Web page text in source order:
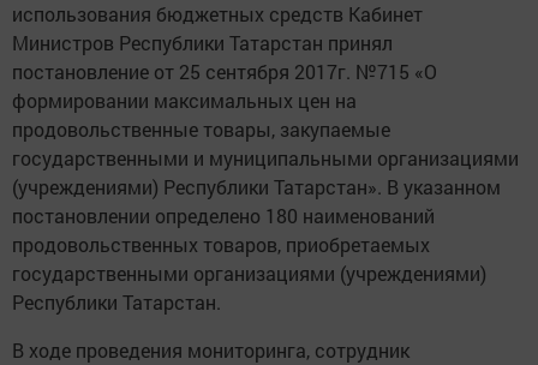
использования бюджетных средств Кабинет
Министров Республики Татарстан принял
постановление от 25 сентября 2017г. №715 «О
формировании максимальных цен на
продовольственные товары, закупаемые
государственными и муниципальными организациями
(учреждениями) Республики Татарстан». В указанном
постановлении определено 180 наименований
продовольственных товаров, приобретаемых
государственными организациями (учреждениями)
Республики Татарстан.
В ходе проведения мониторинга, сотрудник